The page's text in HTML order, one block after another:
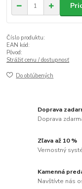
Číslo produktu:
EAN kód:
Pôvod:
Strážiť cenu / dostupnosť
Do obľúbených
Doprava
Doprava
Zľava až 10 %
Vernostný
Kamenná
Navštívte nás